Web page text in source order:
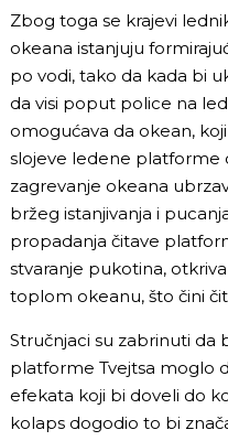
Zbog toga se krajevi
okeana istanjuju
po vodi, tako da kada bi
da visi poput police na
omogućava da okean,
slojeve ledene platforme
zagrevanje okeana
bržeg istanjivanja i
propadanja čitave
stvaranje pukotina,
toplom okeanu, što čini
Stručnjaci su zabrinuti
platforme Tvejtsa moglo
efekata koji bi doveli do
kolaps dogodio to bi